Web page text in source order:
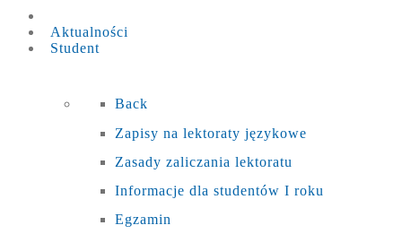
Aktualności
Student
Back
Zapisy na lektoraty językowe
Zasady zaliczania lektoratu
Informacje dla studentów I roku
Egzamin